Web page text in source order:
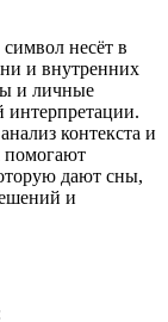
несёт в
и внутренних
и личные
интерпретации.
контекста и
помогают
дают сны,
и